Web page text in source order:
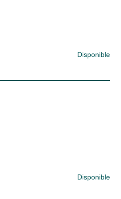
Disponible
Disponible